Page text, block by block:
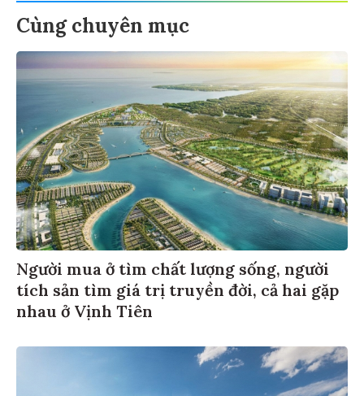
Cùng chuyên mục
Người mua ở tìm chất lượng sống, người
tích sản tìm giá trị truyền đời, cả hai gặp
nhau ở Vịnh Tiên